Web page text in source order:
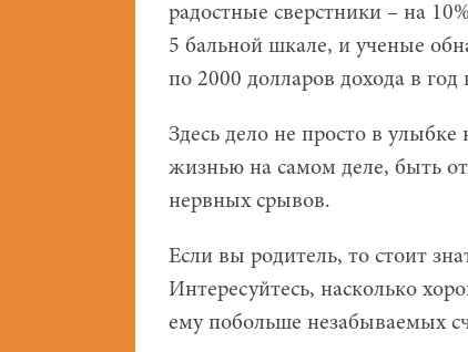
радостные сверстники – на
5 бальной шкале, и ученые
по 2000 долларов дохода в год
Здесь дело не просто в
жизнью на самом деле, быть
нервных срывов.
Если вы родитель, то стоит
Интересуйтесь, насколько
ему побольше незабываемых